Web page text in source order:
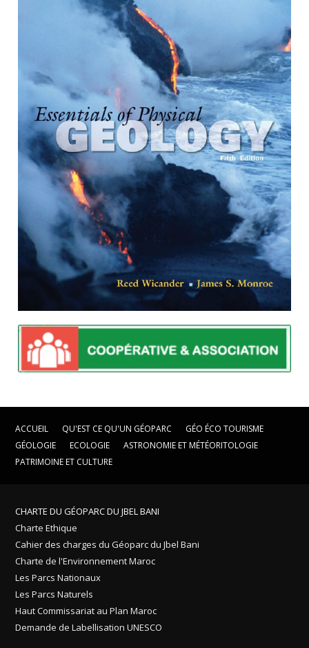
ACCUEIL QU'EST CE QU'UN GÉOPARC
GÉO ÉCO TOURISME
GÉOLOGIE
ECOLOGIE
ASTRONOMIE ET MÉTÉORITOLOGIE
PATRIMOINE ET CULTURE
CHARTE DU GÉOPARC DU JBEL BANI
Charte Ethique
Cahier des charges du Géoparc du Jbel Bani
Charte de l'Environnement Maroc
Les Parcs Nationaux
Les Parcs Naturels
Haut Commissariat au Plan Maroc
Demande de Labellisation UNESCO